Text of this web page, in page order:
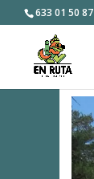
633 01 50 87